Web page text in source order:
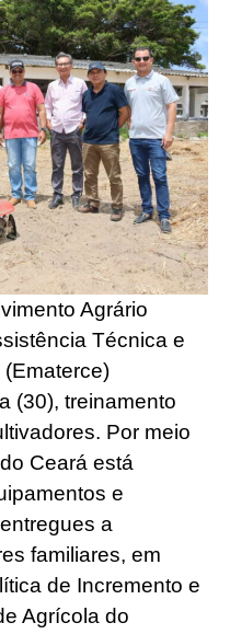
Agrário
Técnica e
(30), treinamento
Por meio
Ceará está
e
a
familiares, em
de Incremento e
Agrícola do